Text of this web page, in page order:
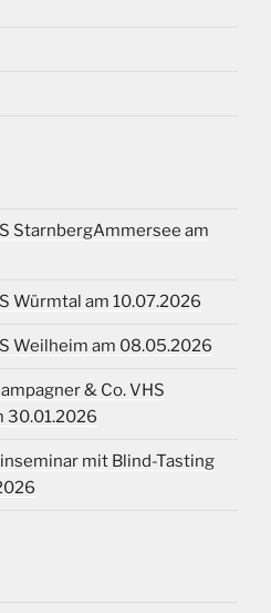
StarnbergAmmersee am
Würmtal am 10.07.2026
Weilheim am 08.05.2026
& Co. VHS
30.01.2026
mit Blind-Tasting